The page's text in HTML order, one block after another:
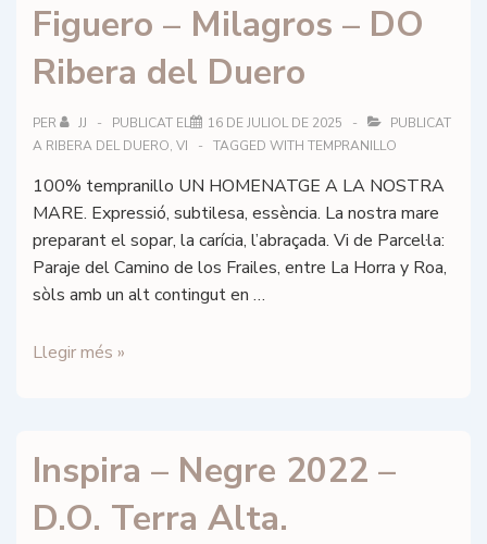
de
Seda
2022
DOQ
Priorat
Figuero – Milagros – DO
Ribera del Duero
PER JJ PUBLICAT EL 16 DE JULIOL DE 2025
PUBLICAT
A RIBERA DEL DUERO, VI TAGGED WITH TEMPRANILLO
100% tempranillo UN HOMENATGE A LA NOSTRA
MARE. Expressió, subtilesa, essència. La nostra mare
preparant el sopar, la carícia, l’abraçada. Vi de Parcel·la:
Paraje del Camino de los Frailes, entre La Horra y Roa,
sòls amb un alt contingut en …
Figuero
DO
Ribera
del
Llegir més »
Inspira – Negre 2022 –
D.O. Terra Alta.